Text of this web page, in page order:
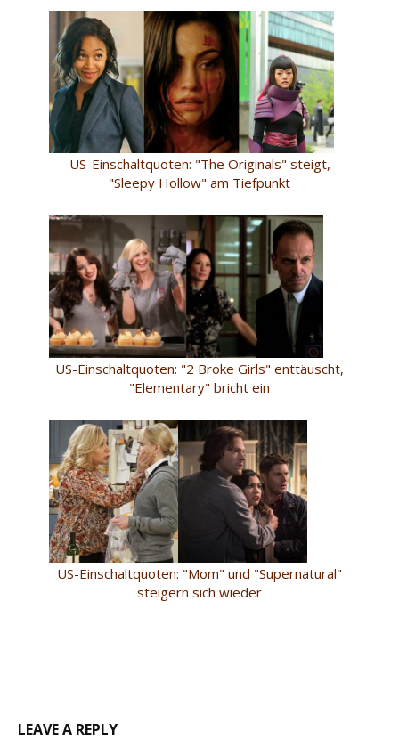
US-Einschaltquoten: "The Originals" steigt,
"Sleepy Hollow" am Tiefpunkt
US-Einschaltquoten: "2 Broke Girls" enttäuscht,
"Elementary" bricht ein
US-Einschaltquoten: "Mom" und "Supernatural"
steigern sich wieder
LEAVE A REPLY